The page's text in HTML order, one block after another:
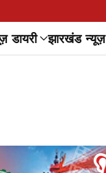
डायरी झारखंड न्यूज़